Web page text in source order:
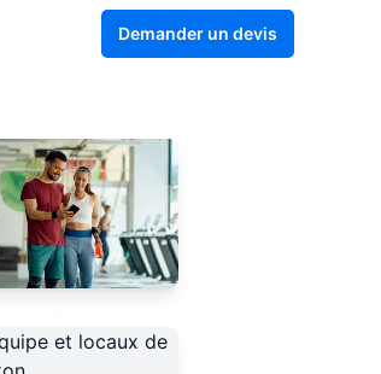
Demander un devis